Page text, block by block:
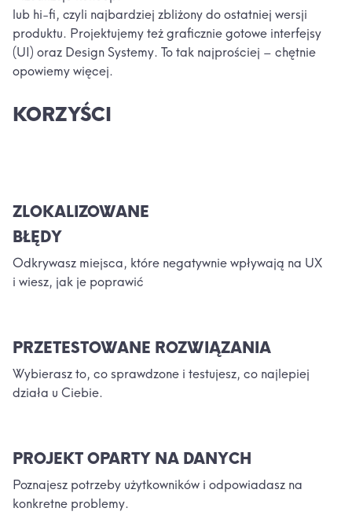
lub hi-fi, czyli najbardziej zbliżony do ostatniej wersji
produktu. Projektujemy też graficznie gotowe interfejsy
(UI) oraz Design Systemy. To tak najprościej – chętnie
opowiemy więcej.
KORZYŚCI
ZLOKALIZOWANE
BŁĘDY
Odkrywasz miejsca, które negatywnie wpływają na UX
i wiesz, jak je poprawić
PRZETESTOWANE ROZWIĄZANIA
Wybierasz to, co sprawdzone i testujesz, co najlepiej
działa u Ciebie.
PROJEKT OPARTY NA DANYCH
Poznajesz potrzeby użytkowników i odpowiadasz na
konkretne problemy.